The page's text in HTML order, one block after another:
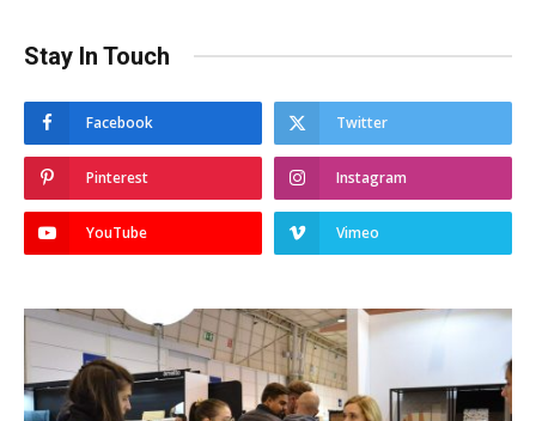
Stay In Touch
Facebook Twitter
Pinterest Instagram
YouTube Vimeo